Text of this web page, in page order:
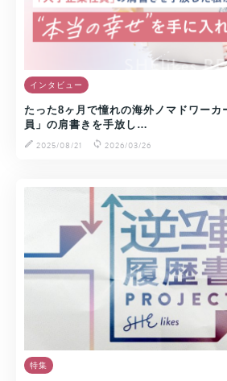
インタビュー
たった8ヶ月で憧れの海外ノマドワーカ
員」の肩書きを手放し…
2025/08/21
2026/03/26
特集